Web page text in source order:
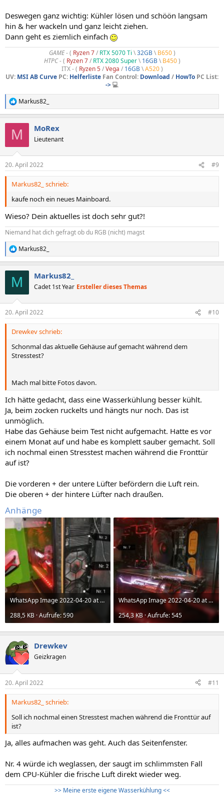
Deswegen ganz wichtig: Kühler lösen und schöön langsam
hin & her wackeln und ganz leicht ziehen.
Dann geht es ziemlich einfach
GAME- ( Ryzen 7/ RTX 5070 Ti \32GB\ B650)
HTPC -( Ryzen 7/ RTX 2080 Super\ 16GB\ B450)
ITX - ( Ryzen 5/Vega / 16GB\A520)
UV: MSI AB Curve PC: Helferliste Fan Control: Download / HowTo PC List:
->💻
R
e
e
n
Markus82_
M MoRex
Lieutenant
20. April 2022 #9
Markus82_ schrieb:
kaufe noch ein neues Mainboard.
Wieso? Dein aktuelles ist doch sehr gut?!
Niemand hat dich gefragt ob du RGB (nicht) magst
R
e
e
n
Markus82_
M Markus82_
Cadet 1st Year Ersteller dieses Themas
20. April 2022 #10
Drewkev schrieb:
Schonmal das aktuelle Gehäuse auf gemacht während dem
Stresstest?
Mach mal bitte Fotos davon.
Ich hätte gedacht, dass eine Wasserkühlung besser kühlt.
Ja, beim zocken ruckelts und hängts nur noch. Das ist
unmöglich.
Habe das Gehäuse beim Test nicht aufgemacht. Hatte es vor
einem Monat auf und habe es komplett sauber gemacht. Soll
ich nochmal einen Stresstest machen während die Fronttür
auf ist?
Die vorderen + der untere Lüfter befördern die Luft rein.
Die oberen + der hintere Lüfter nach draußen.
Anhänge
WhatsApp Image 2022-04-20 at 22.03.07.jpeg
288,5 KB · Aufrufe: 590
WhatsApp Image 2022-04-20 at 22.03.07 (1).jpeg
254,3 KB · Aufrufe: 545
Drewkev
Geizkragen
20. April 2022 #11
Markus82_ schrieb:
Soll ich nochmal einen Stresstest machen während die Fronttür auf
ist?
Ja, alles aufmachen was geht. Auch das Seitenfenster.
Nr. 4 würde ich weglassen, der saugt im schlimmsten Fall
dem CPU-Kühler die frische Luft direkt wieder weg.
>> Meine erste eigene Wasserkühlung <<